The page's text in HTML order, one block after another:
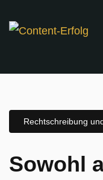
Inhalt
Rechtschreibung
Sowohl